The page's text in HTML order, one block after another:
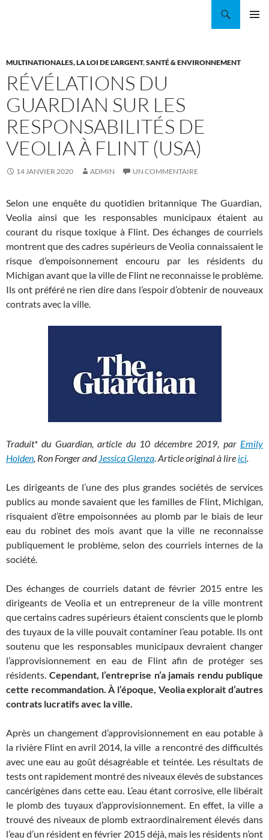
MULTINATIONALES, LA LOI DE L'ARGENT,SANTÉ & ENVIRONNEMENT
RÉVÉLATIONS DU
GUARDIAN SUR LES
RESPONSABILITÉS DE
VEOLIA À FLINT (USA)
14 JANVIER 2020 ADMIN UN COMMENTAIRE
Selon une enquête du quotidien britannique The Guardian,
Veolia ainsi que les responsables municipaux étaient au
courant du risque toxique à Flint. Des échanges de courriels
montrent que des cadres supérieurs de Veolia connaissaient le
risque d’empoisonnement encouru par les résidents du
Michigan avant que la ville de Flint ne reconnaisse le problème.
Ils ont préféré ne rien dire dans l’espoir d’obtenir de nouveaux
contrats avec la ville.
Traduit* du Guardian, article du 10 décembre 2019, par Emily
Holden, Ron Fonger andJessica Glenza. Article original à lire ici.
Les dirigeants de l’une des plus grandes sociétés de services
publics au monde savaient que les familles de Flint, Michigan,
risquaient d’être empoisonnées au plomb par le biais de leur
eau du robinet des mois avant que la ville ne reconnaisse
publiquement le problème, selon des courriels internes de la
société.
Des échanges de courriels datant de février 2015 entre les
dirigeants de Veolia et un entrepreneur de la ville montrent
que certains cadres supérieurs étaient conscients que le plomb
des tuyaux de la ville pouvait contaminer l’eau potable. Ils ont
soutenu que les responsables municipaux devraient changer
l’approvisionnement en eau de Flint afin de protéger ses
résidents. Cependant, l’entreprise n’a jamais rendu publique
cette recommandation. À l’époque, Veolia explorait d’autres
contrats lucratifs avec la ville.
Après un changement d’approvisionnement en eau potable à
la rivière Flint en avril 2014, la ville a rencontré des difficultés
avec une eau au goût désagréable et teintée. Les résultats de
tests ont rapidement montré des niveaux élevés de substances
cancérigènes dans cette eau. L’eau étant corrosive, elle libérait
le plomb des tuyaux d’approvisionnement. En effet, la ville a
trouvé des niveaux de plomb extraordinairement élevés dans
l’eau d’un résident en février 2015 déjà, mais les résidents n’ont